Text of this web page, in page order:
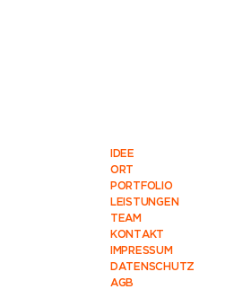
IDEE
ORT
PORTFOLIO
LEISTUNGEN
TEAM
KONTAKT
IMPRESSUM
DATENSCHUTZ
AGB